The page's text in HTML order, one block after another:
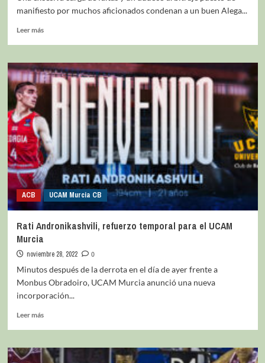
manifiesto por muchos aficionados condenan a un buen Alega...
Leer más
ACB UCAM Murcia CB
Rati Andronikashvili, refuerzo temporal para el UCAM
Murcia
noviembre 28, 2022
0
Minutos después de la derrota en el día de ayer frente a
Monbus Obradoiro, UCAM Murcia anunció una nueva
incorporación...
Leer más